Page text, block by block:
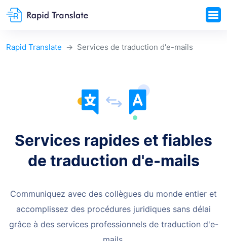
Rapid Translate Services de traduction d'e-mails
Services rapides et fiables
de traduction d'e-mails
Communiquez avec des collègues du monde entier et
accomplissez des procédures juridiques sans délai
grâce à des services professionnels de traduction d'e-